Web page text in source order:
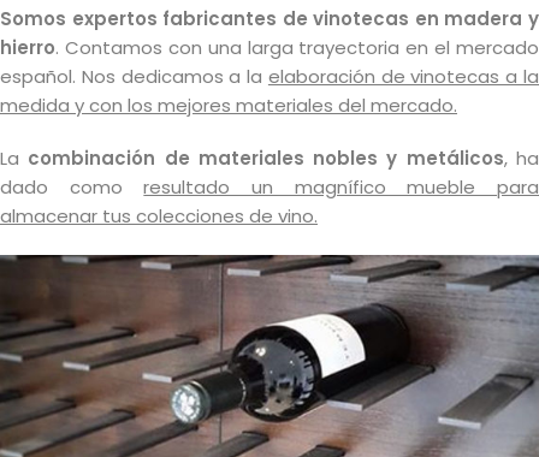
Somos expertos fabricantes de vinotecas en madera y
hierro. Contamos con una larga trayectoria en el mercado
español. Nos dedicamos a la elaboración de vinotecas a la
medida y con los mejores materiales del mercado.
La combinación de materiales nobles y metálicos, ha
dado comoresultado un magnífico mueble para
almacenar tus colecciones de vino.